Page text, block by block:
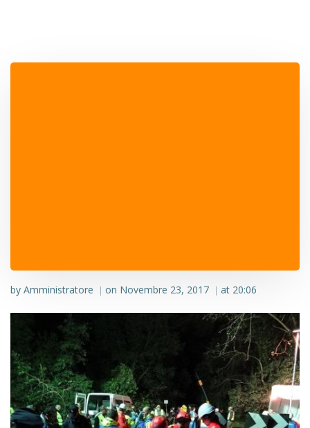
by Amministratore | on Novembre 23, 2017 | at 20:06